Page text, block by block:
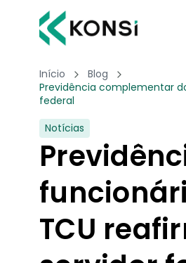
Início
Blog
Previdência complementar
federal
Notícias
TCU